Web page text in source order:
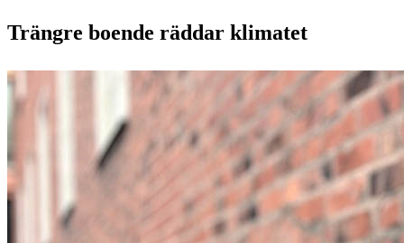
Trängre boende räddar klimatet